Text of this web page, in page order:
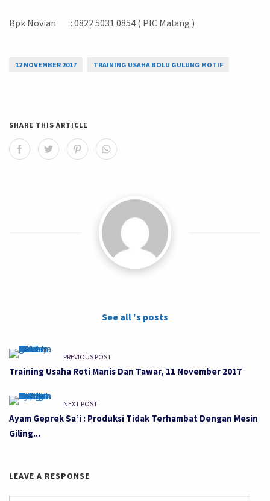
Bpk Novian : 0822 5031 0854 ( PIC Malang )
12 NOVEMBER 2017 TRAINING USAHA BOLU GULUNG MOTIF
SHARE THIS ARTICLE
See all 's posts
PREVIOUS POST
Training Usaha Roti Manis Dan Tawar, 11 November 2017
NEXT POST
Ayam Geprek Sa’i : Produksi Tidak Terhambat Dengan Mesin
Giling...
LEAVE A RESPONSE